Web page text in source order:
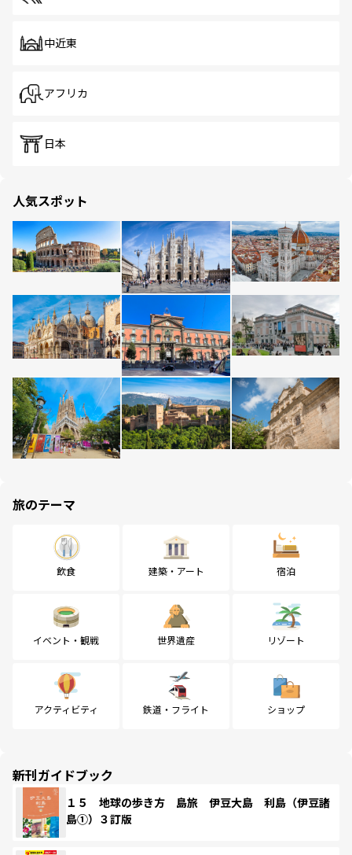
中近東
アフリカ
日本
人気スポット
旅のテーマ
飲食 建築・アート 宿泊
イベント・観戦 世界遺産 リゾート
アクティビティ 鉄道・フライト ショップ
新刊ガイドブック
１５ 地球の歩き方 島旅 伊豆大島 利島（伊豆諸
島①）３訂版